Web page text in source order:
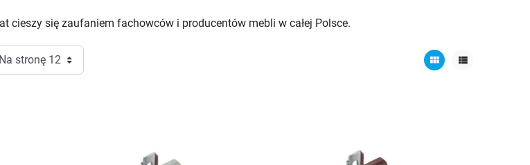
cieszy się zaufaniem fachowców i producentów mebli w całej Polsce.
view_module view_list